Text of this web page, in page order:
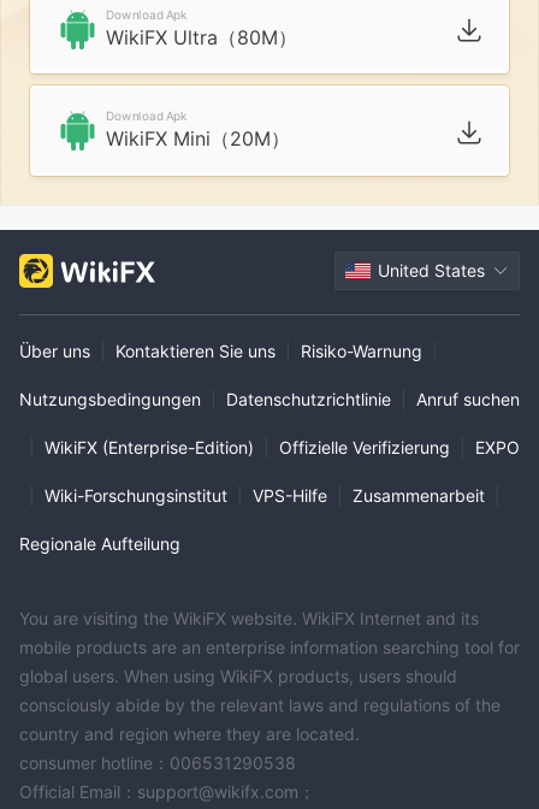
Download Apk
WikiFX Ultra（80M）
Download Apk
WikiFX Mini（20M）
United States
Über uns Kontaktieren Sie uns Risiko-Warnung
Nutzungsbedingungen Datenschutzrichtlinie Anruf suchen
WikiFX (Enterprise-Edition) Offizielle Verifizierung EXPO
Wiki-Forschungsinstitut VPS-Hilfe Zusammenarbeit
Regionale Aufteilung
You are visiting the WikiFX website. WikiFX Internet and its
mobile products are an enterprise information searching tool for
global users. When using WikiFX products, users should
consciously abide by the relevant laws and regulations of the
country and region where they are located.
consumer hotline：006531290538
Official Email：support@wikifx.com；